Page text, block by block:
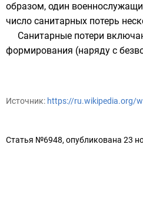
образом, один
число санитарных потерь
Санитарные потери
формирования (наряду с
Источник: https://ru.wikipedia.org/
Статья №6948, опубликована 23